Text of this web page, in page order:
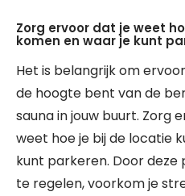
Zorg ervoor dat je weet
komen en waar je kunt
Het is belangrijk om
de hoogte bent van de
sauna in jouw buurt. Zorg
weet hoe je bij de locatie
kunt parkeren. Door
te regelen, voorkom je